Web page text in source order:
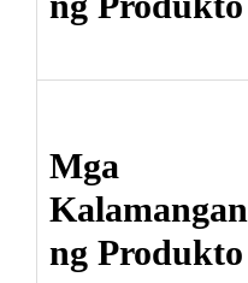
Mga
Kalamangan
ng Produkto